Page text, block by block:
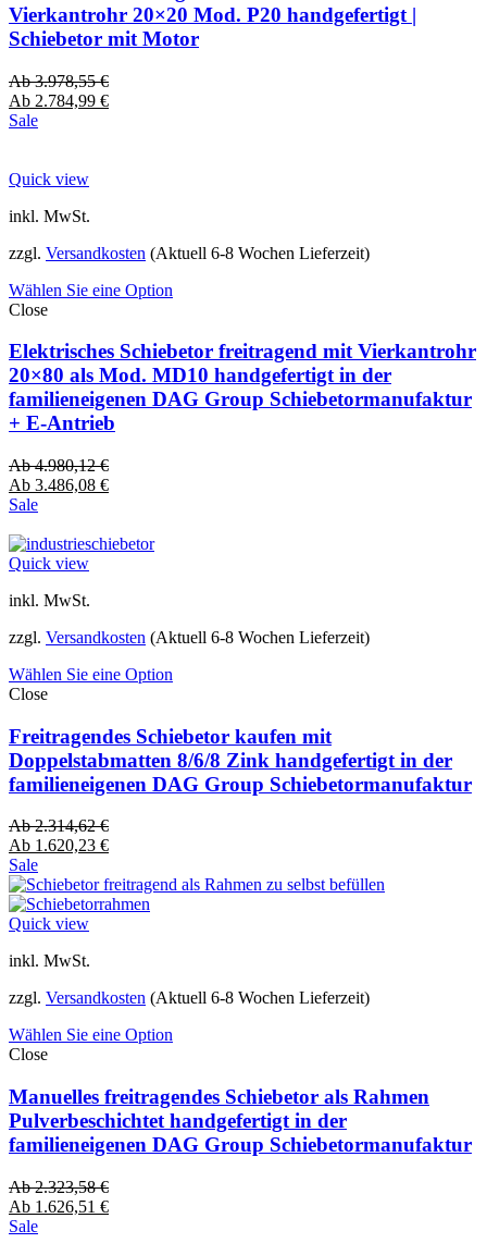
Vierkantrohr 20×20 Mod. P20 handgefertigt |
Schiebetor mit Motor
Ab3.978,55€
Ab 2.784,99 €
Sale
Quick view
inkl. MwSt.
zzgl. Versandkosten (Aktuell 6-8 Wochen Lieferzeit)
Wählen Sie eine Option
Close
Elektrisches Schiebetor freitragend mit Vierkantrohr
20×80 als Mod. MD10 handgefertigt in der
familieneigenen DAG Group Schiebetormanufaktur
+ E-Antrieb
Ab4.980,12€
Ab 3.486,08 €
Sale
Quick view
inkl. MwSt.
zzgl. Versandkosten (Aktuell 6-8 Wochen Lieferzeit)
Wählen Sie eine Option
Close
Freitragendes Schiebetor kaufen mit
Doppelstabmatten 8/6/8 Zink handgefertigt in der
familieneigenen DAG Group Schiebetormanufaktur
Ab2.314,62€
Ab 1.620,23 €
Sale
Quick view
inkl. MwSt.
zzgl. Versandkosten (Aktuell 6-8 Wochen Lieferzeit)
Wählen Sie eine Option
Close
Manuelles freitragendes Schiebetor als Rahmen
Pulverbeschichtet handgefertigt in der
familieneigenen DAG Group Schiebetormanufaktur
Ab2.323,58€
Ab 1.626,51 €
Sale